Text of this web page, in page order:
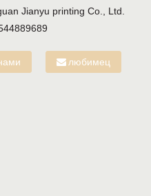
Jianyu printing Co., Ltd.
любимец